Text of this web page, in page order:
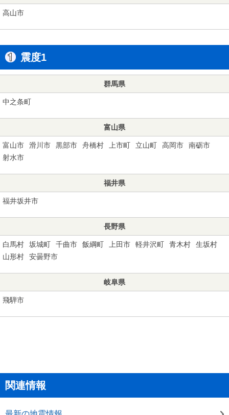
高山市
震度1
群馬県
中之条町
富山県
富山市 滑川市 黒部市 舟橋村 上市町 立山町 高岡市
南砺市
射水市
福井県
福井坂井市
長野県
白馬村 坂城町 千曲市 飯綱町 上田市 軽井沢町 青木村
生坂村
山形村
安曇野市
岐阜県
飛騨市
関連情報